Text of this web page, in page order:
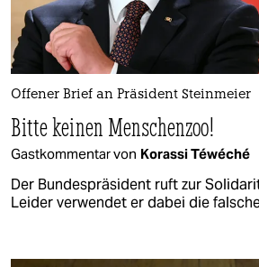
Offener Brief an Präsident Steinmeier
Bitte keinen Menschenzoo!
Gastkommentar von Korassi Téwéché
Der Bundespräsident ruft zur
Leider verwendet er dabei die